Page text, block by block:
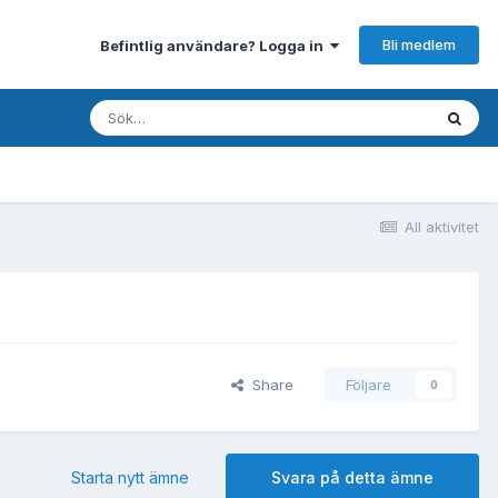
Befintlig användare? Logga in Bli medlem
All aktivitet
Share Följare 0
Svara på detta ämne
Starta nytt ämne